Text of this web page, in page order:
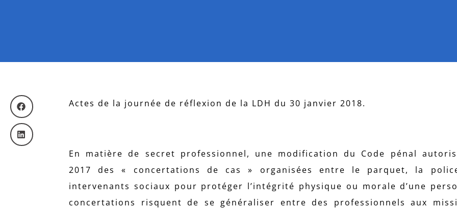
Actes de la journée de réflexion de la LDH du 30 janvier 2018.
En matière de secret professionnel, une modification du Code pénal
2017 des « concertations de cas » organisées entre le parquet, la
intervenants sociaux pour protéger l’intégrité physique ou morale d’une
concertations risquent de se généraliser entre des professionnels aux